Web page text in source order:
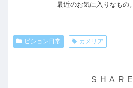
最近のお気に入りなもの。
ビション日常 カメリア